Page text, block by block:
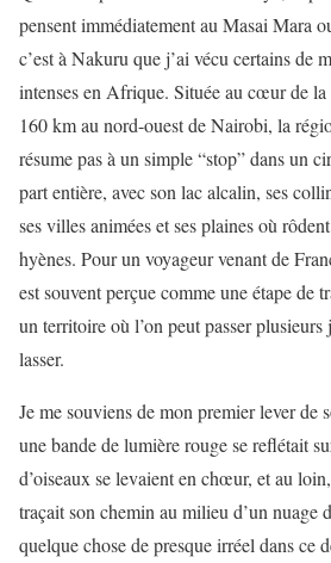
pensent immédiatement au Masai Mara
c’est à Nakuru que j’ai vécu certains de
intenses en Afrique. Située au cœur de
160 km au nord-ouest de Nairobi, la
résume pas à un simple “stop” dans un
part entière, avec son lac alcalin, ses
ses villes animées et ses plaines où
hyènes. Pour un voyageur venant de
est souvent perçue comme une étape de
un territoire où l’on peut passer plusieurs
lasser.
Je me souviens de mon premier lever de
une bande de lumière rouge se reflétait
d’oiseaux se levaient en chœur, et au
traçait son chemin au milieu d’un nuage
quelque chose de presque irréel dans ce